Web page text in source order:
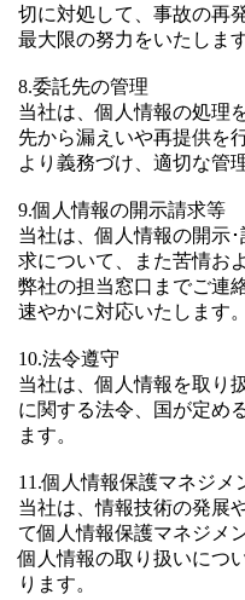
切に対処して、事故の再
最大限の努力をいたします
8.委託先の管理
当社は、個人情報の処理
先から漏えいや再提供を
より義務づけ、適切な管
9.個人情報の開示請求等
当社は、個人情報の開示
求について、また苦情お
弊社の担当窓口までご連
速やかに対応いたします。
10.法令遵守
当社は、個人情報を取り
に関する法令、国が定め
ます。
11.個人情報保護マネジ
当社は、情報技術の発展
て個人情報保護マネジメ
個人情報の取り扱いにつ
ります。